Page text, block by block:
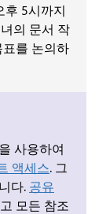
후 5시까지
의 문서 작
표를 논의하
사용하여
액세스. 그
다. 공유
모든 참조